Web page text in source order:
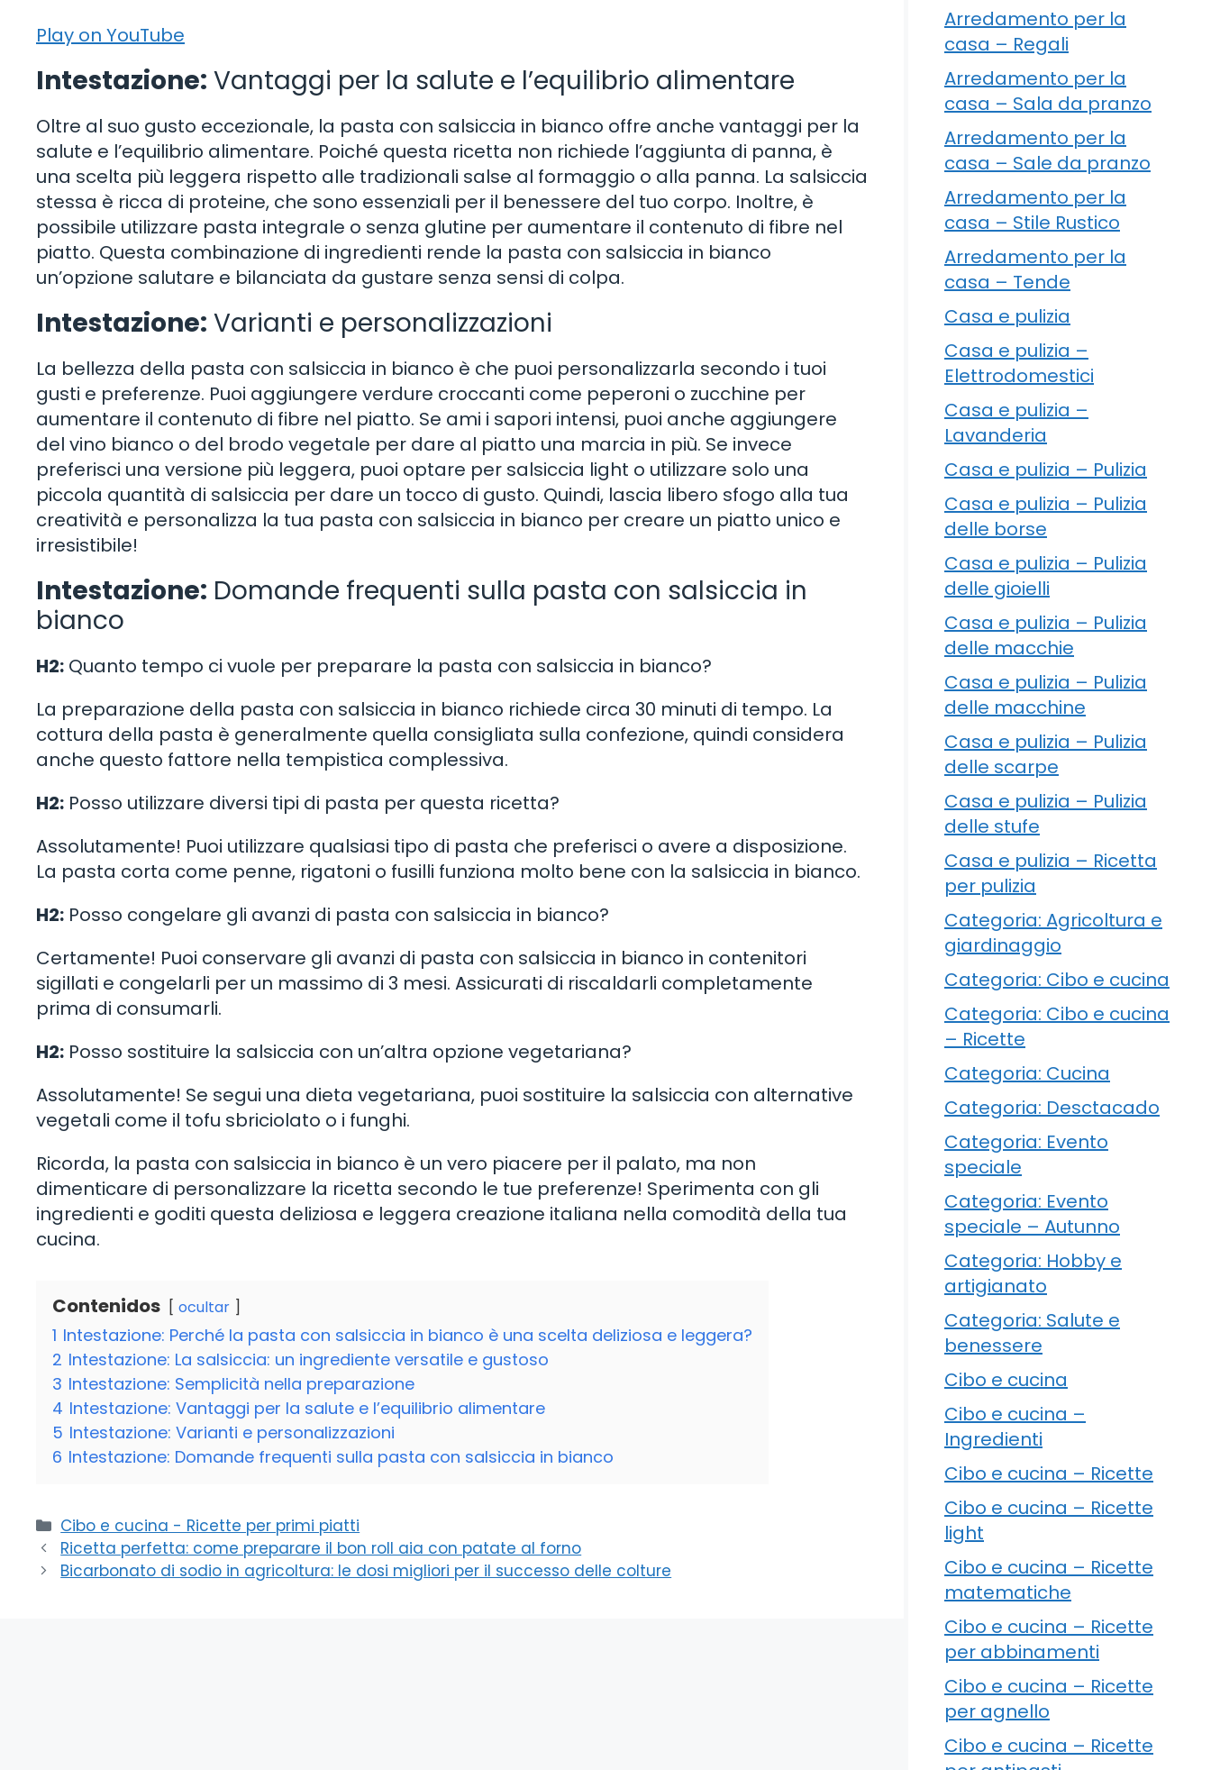
Play on YouTube
Intestazione: Vantaggi per la salute e l’equilibrio alimentare
Oltre al suo gusto eccezionale, la pasta con salsiccia in bianco offre anche vantaggi per la
salute e l’equilibrio alimentare. Poiché questa ricetta non richiede l’aggiunta di panna, è
una scelta più leggera rispetto alle tradizionali salse al formaggio o alla panna. La salsiccia
stessa è ricca di proteine, che sono essenziali per il benessere del tuo corpo. Inoltre, è
possibile utilizzare pasta integrale o senza glutine per aumentare il contenuto di fibre nel
piatto. Questa combinazione di ingredienti rende la pasta con salsiccia in bianco
un’opzione salutare e bilanciata da gustare senza sensi di colpa.
Intestazione: Varianti e personalizzazioni
La bellezza della pasta con salsiccia in bianco è che puoi personalizzarla secondo i tuoi
gusti e preferenze. Puoi aggiungere verdure croccanti come peperoni o zucchine per
aumentare il contenuto di fibre nel piatto. Se ami i sapori intensi, puoi anche aggiungere
del vino bianco o del brodo vegetale per dare al piatto una marcia in più. Se invece
preferisci una versione più leggera, puoi optare per salsiccia light o utilizzare solo una
piccola quantità di salsiccia per dare un tocco di gusto. Quindi, lascia libero sfogo alla tua
creatività e personalizza la tua pasta con salsiccia in bianco per creare un piatto unico e
irresistibile!
Intestazione: Domande frequenti sulla pasta con salsiccia in
bianco
H2: Quanto tempo ci vuole per preparare la pasta con salsiccia in bianco?
La preparazione della pasta con salsiccia in bianco richiede circa 30 minuti di tempo. La
cottura della pasta è generalmente quella consigliata sulla confezione, quindi considera
anche questo fattore nella tempistica complessiva.
H2: Posso utilizzare diversi tipi di pasta per questa ricetta?
Assolutamente! Puoi utilizzare qualsiasi tipo di pasta che preferisci o avere a disposizione.
La pasta corta come penne, rigatoni o fusilli funziona molto bene con la salsiccia in bianco.
H2: Posso congelare gli avanzi di pasta con salsiccia in bianco?
Certamente! Puoi conservare gli avanzi di pasta con salsiccia in bianco in contenitori
sigillati e congelarli per un massimo di 3 mesi. Assicurati di riscaldarli completamente
prima di consumarli.
H2: Posso sostituire la salsiccia con un’altra opzione vegetariana?
Assolutamente! Se segui una dieta vegetariana, puoi sostituire la salsiccia con alternative
vegetali come il tofu sbriciolato o i funghi.
Ricorda, la pasta con salsiccia in bianco è un vero piacere per il palato, ma non
dimenticare di personalizzare la ricetta secondo le tue preferenze! Sperimenta con gli
ingredienti e goditi questa deliziosa e leggera creazione italiana nella comodità della tua
cucina.
Contenidos ocultar
1 Intestazione: Perché la pasta con salsiccia in bianco è una scelta deliziosa e leggera?
2 Intestazione: La salsiccia: un ingrediente versatile e gustoso
3 Intestazione: Semplicità nella preparazione
4 Intestazione: Vantaggi per la salute e l’equilibrio alimentare
5 Intestazione: Varianti e personalizzazioni
6 Intestazione: Domande frequenti sulla pasta con salsiccia in bianco
Categorie
Cibo e cucina - Ricette per primi piatti
Ricetta perfetta: come preparare il bon roll aia con patate al forno
Bicarbonato di sodio in agricoltura: le dosi migliori per il successo delle colture
Arredamento per la
casa – Regali
Arredamento per la
casa – Sala da pranzo
Arredamento per la
casa – Sale da pranzo
Arredamento per la
casa – Stile Rustico
Arredamento per la
casa – Tende
Casa e pulizia
Casa e pulizia –
Elettrodomestici
Casa e pulizia –
Lavanderia
Casa e pulizia – Pulizia
Casa e pulizia – Pulizia
delle borse
Casa e pulizia – Pulizia
delle gioielli
Casa e pulizia – Pulizia
delle macchie
Casa e pulizia – Pulizia
delle macchine
Casa e pulizia – Pulizia
delle scarpe
Casa e pulizia – Pulizia
delle stufe
Casa e pulizia – Ricetta
per pulizia
Categoria: Agricoltura e
giardinaggio
Categoria: Cibo e cucina
Categoria: Cibo e cucina
– Ricette
Categoria: Cucina
Categoria: Desctacado
Categoria: Evento
speciale
Categoria: Evento
speciale – Autunno
Categoria: Hobby e
artigianato
Categoria: Salute e
benessere
Cibo e cucina
Cibo e cucina –
Ingredienti
Cibo e cucina – Ricette
Cibo e cucina – Ricette
light
Cibo e cucina – Ricette
matematiche
Cibo e cucina – Ricette
per abbinamenti
Cibo e cucina – Ricette
per agnello
Cibo e cucina – Ricette